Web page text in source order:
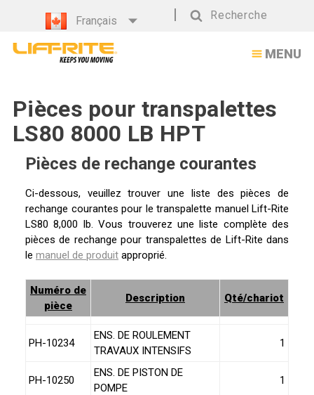
Pièces
pour
transpalettes
8000
LB
HPT
Français
Recherche
MENU
Pièces pour transpalettes
LS80 8000 LB HPT
Pièces de rechange courantes
Ci-dessous, veuillez trouver une liste des pièces de
rechange courantes pour le transpalette manuel Lift-Rite
LS80 8,000 lb. Vous trouverez une liste complète des
pièces de rechange pour transpalettes de Lift-Rite dans
le manuel de produit approprié.
Numéro de
pièce
Description Qté/chariot
PH-10234
ENS. DE ROULEMENT
TRAVAUX INTENSIFS
1
PH-10250
ENS. DE PISTON DE
POMPE
1